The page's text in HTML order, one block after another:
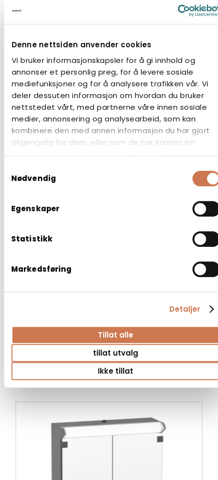
Denne nettsiden anvender cookies
Vi bruker informasjonskapsler for å gi innhold og
annonser et personlig preg, for å levere sosiale
mediefunksjoner og for å analysere trafikken vår. Vi
deler dessuten informasjon om hvordan du bruker
nettstedet vårt, med partnerne våre innen sosiale
medier, annonsering og analysearbeid, som kan
kombinere den med annen informasjon du har gjort
tilgjengelig for dem, eller som de har samlet inn
Nødvendig
Egenskaper
Statistikk
Markedsføring
Detaljer
Tillat alle
tillat utvalg
Ikke tillat
LUMENA 800 HØYRE
Speilskap med lys
SPEILSKAP KLARA 500 UTEN
STIKKONTAKT
Speilskap med lys